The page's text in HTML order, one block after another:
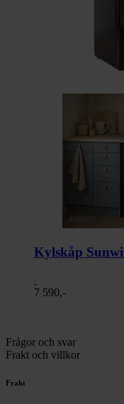
Kylskåp
7 590,-
Frågor och svar
Frakt och villkor
Frakt